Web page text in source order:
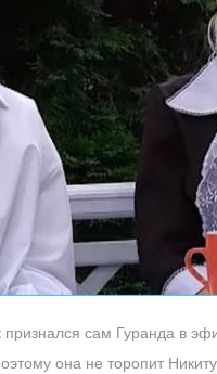
сам Гуранда в
она не торопит